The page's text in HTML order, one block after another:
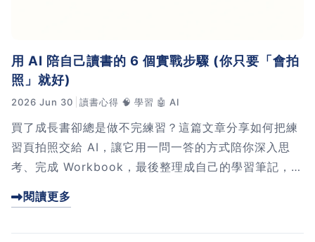
職場思維與工作術｜卡片盒筆
記法
職場思維與工作術｜圖解問題
分析與解決 x AI 視覺化實戰
用 AI 陪自己讀書的 6 個實戰步驟 (你只要「會拍
照」就好)
2026 Jun 30 讀書心得 🧠 學習 🤖 AI
買了成長書卻總是做不完練習？這篇文章分享如何把練
習頁拍照交給 AI，讓它用一問一答的方式陪你深入思
考、完成 Workbook，最後整理成自己的學習筆記，真
閱讀更多